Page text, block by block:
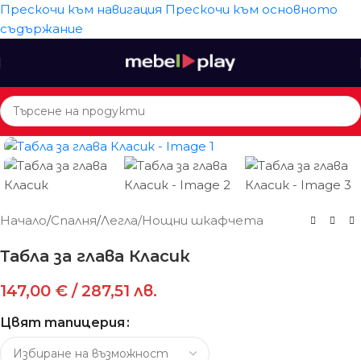
Прескочи към навигация Прескочи към основното
съдържание
Начало/Спалня/Легла/Нощни шкафчета
Табла за глава Класик
147,00 € / 287,51 лв.
Цвят тапицерия